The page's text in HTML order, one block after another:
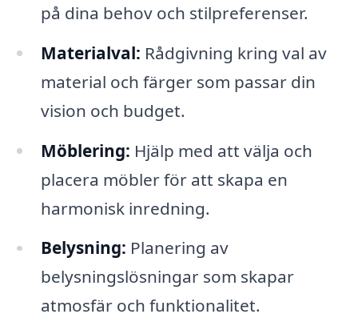
på dina behov och stilpreferenser.
Materialval: Rådgivning kring val av
material och färger som passar din
vision och budget.
Möblering: Hjälp med att välja och
placera möbler för att skapa en
harmonisk inredning.
Belysning: Planering av
belysningslösningar som skapar
atmosfär och funktionalitet.